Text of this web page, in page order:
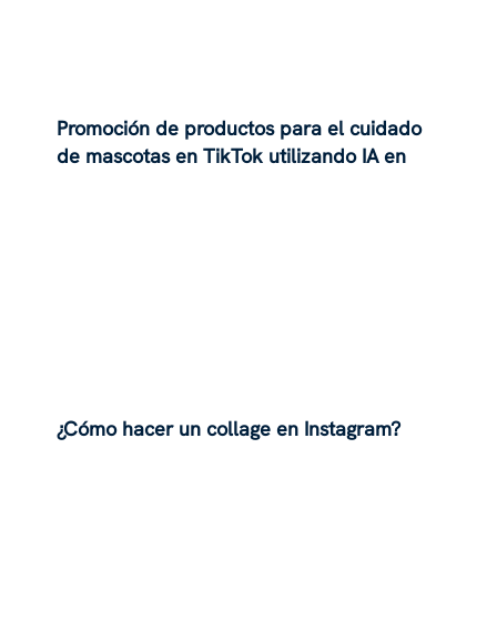
Promoción de productos para el cuidado
de mascotas en TikTok utilizando IA en
¿Cómo hacer un collage en Instagram?